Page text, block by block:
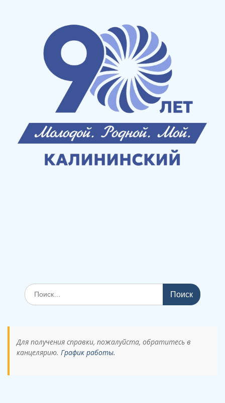
Поиск
по:
Для получения справки, пожалуйста, обратитесь в
канцелярию. График работы.